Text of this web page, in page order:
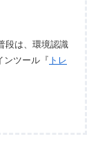
段は、環境認識
ンツール『 トレ